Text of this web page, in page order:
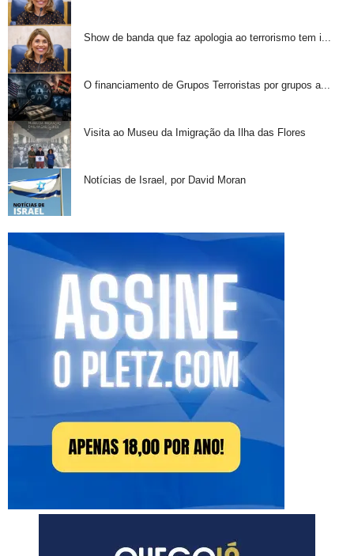
Show de banda que faz apologia ao terrorismo tem i...
O financiamento de Grupos Terroristas por grupos a...
Visita ao Museu da Imigração da Ilha das Flores
Notícias de Israel, por David Moran